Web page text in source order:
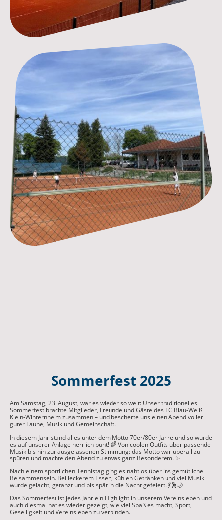
Sommerfest 2025
Am Samstag, 23. August, war es wieder so weit: Unser traditionelles
Sommerfest brachte Mitglieder, Freunde und Gäste des TC Blau-Weiß
Klein-Winternheim zusammen – und bescherte uns einen Abend voller
guter Laune, Musik und Gemeinschaft.
In diesem Jahr stand alles unter dem Motto 70er/80er Jahre und so wurde
es auf unserer Anlage herrlich bunt! 🌈 Von coolen Outfits über passende
Musik bis hin zur ausgelassenen Stimmung: das Motto war überall zu
spüren und machte den Abend zu etwas ganz Besonderem. ✨
Nach einem sportlichen Tennistag ging es nahtlos über ins gemütliche
Beisammensein. Bei leckerem Essen, kühlen Getränken und viel Musik
wurde gelacht, getanzt und bis spät in die Nacht gefeiert. 💃🕺🌙
Das Sommerfest ist jedes Jahr ein Highlight in unserem Vereinsleben und
auch diesmal hat es wieder gezeigt, wie viel Spaß es macht, Sport,
Geselligkeit und Vereinsleben zu verbinden.